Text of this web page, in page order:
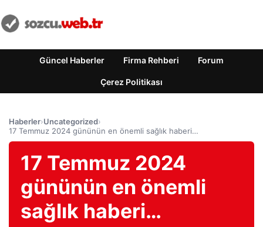
Güncel Haberler Firma Rehberi Forum
Çerez Politikası
Haberler›Uncategorized›
17 Temmuz 2024 gününün en önemli sağlık haberi…
17 Temmuz 2024
gününün en önemli
sağlık haberi…